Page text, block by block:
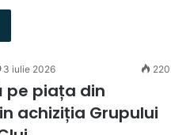
3 iulie 2026 220
pe piața din
achiziția Grupului